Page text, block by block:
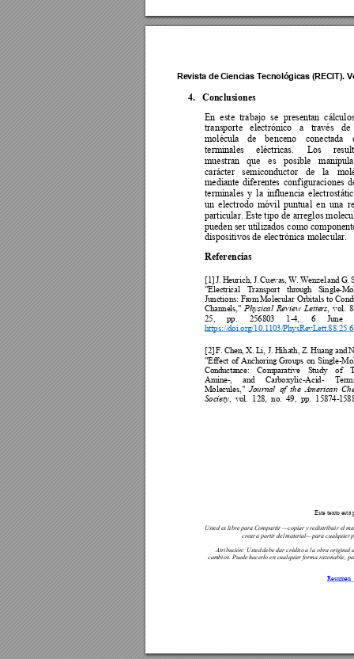
Revista de Ciencias Tecnológicas (RECIT).
4. Conclusiones
En  este trabajo  se presentan
transporte electrónico a través de
molécula
de benceno conectada
terminales
eléctricas. Los
muestran que es posible
carácter semiconductor de la
mediante diferentes configuraciones
terminales y la influencia
un electrodo móvil puntual en una
particular. Este tipo de arreglos
pueden ser utilizados como
dispositivos de electrónica molecular.
Referencias
[1]J. Heurich, J. Cuevas, W. Wenzeland G.
"Electrical Transport through Single-
Junctions: From Molecular Orbitals to Con
Channels," Physical Review Letters, vol.
25,
pp. 256803 1-4, 6
June
https://doi.org/10.1103/PhysRevLett.88.25
[2]F. Chen, X. Li, J. Hihath, Z. Huang and
"Effect of Anchoring Groups on Single-
Conductance: Comparative Study of
Amine-, and Carboxylic-Acid-
Molecules, " Journal  of the  American
Society,  vol.  128,  no.  49,
  pp.  15874-
Este texto está
Usted es libre para Compartir —copiar y redistribuir el
crear a partir del material—para cualquier
Atribución: Usted debe dar crédito a la obra original
cambios. Puede hacerlo en cualquier forma razonable,
Resumen